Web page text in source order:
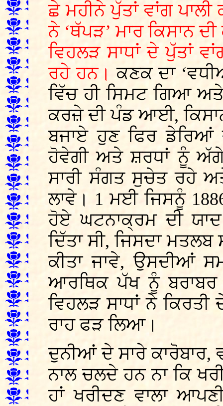
ਛੇ ਮਹੀਨੇ ਪੁੱਤਾਂ ਵਾਂਗ
ਨੇ ‘ਥੱਪੜ’ ਮਾਰ ਕਿਸਾਨ
ਵਿਹਲੜ ਸਾਧਾਂ ਦੇ ਪੁੱਤਾਂ
ਰਹੇ ਹਨ। ਕਣਕ ਦਾ
ਵਿੱਚ ਹੀ ਸਿਮਟ ਗਿਆ
ਕਰਜ਼ੇ ਦੀ ਪੰਡ ਆਈ,
ਬਜਾਏ ਹੁਣ ਫਿਰ ਡੇਰਿਆਂ
ਹੋਵੇਗੀ ਅਤੇ ਸ਼ਰਧਾਂ ਨੂੰ
ਸਾਰੀ ਸੰਗਤ ਸੁਚੇਤ ਰਹੇ
ਲਾਵੇ। 1 ਮਈ ਜਿਸਨੂੰ
ਹੋਏ ਘਟਨਾਕ੍ਰਮ ਦੀ
ਦਿੱਤਾ ਸੀ, ਜਿਸਦਾ ਮਤਲਬ
ਕੀਤਾ ਜਾਵੇ, ਉਸਦੀਆਂ
ਆਰਥਿਕ ਪੱਖ ਨੂੰ
ਵਿਹਲੜ ਸਾਧਾਂ ਨੇ
ਰਾਹ ਫੜ ਲਿਆ।
ਦੁਨੀਆਂ ਦੇ ਸਾਰੇ ਕਾਰੋਬਾਰ,
ਨਾਲ ਚਲਦੇ ਹਨ ਨਾ ਕਿ
ਹਾਂ ਖਰੀਦਣ ਵਾਲਾ